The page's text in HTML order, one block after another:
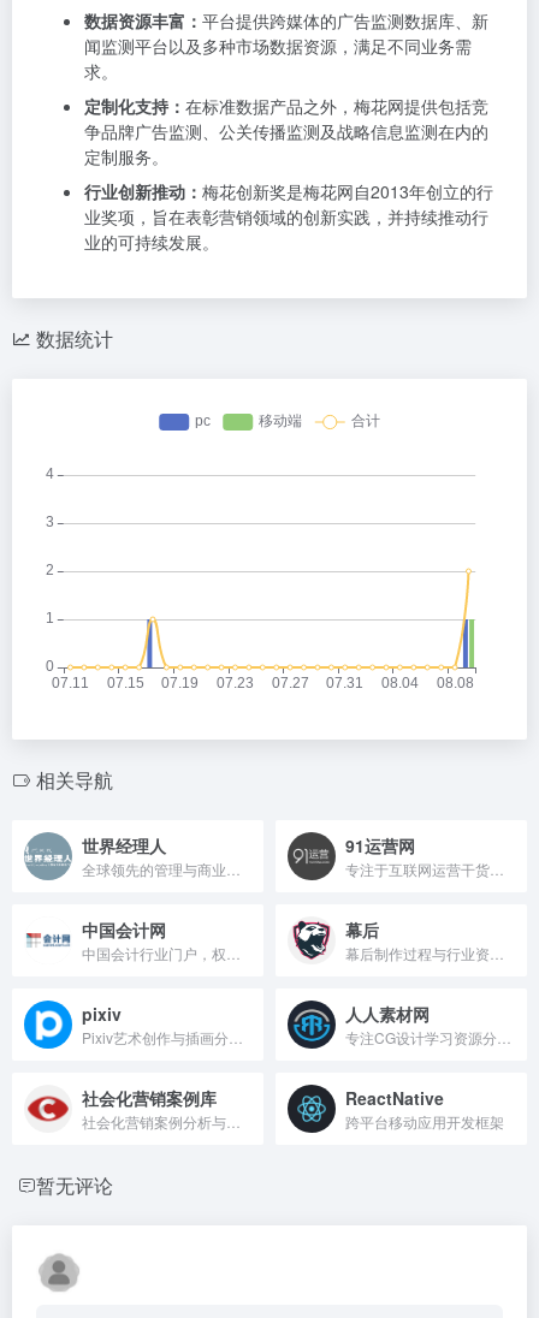
数据资源丰富： 平台提供跨媒体的广告监测数据库、新
闻监测平台以及多种市场数据资源，满足不同业务需
求。
定制化支持： 在标准数据产品之外，梅花网提供包括竞
争品牌广告监测、公关传播监测及战略信息监测在内的
定制服务。
行业创新推动： 梅花创新奖是梅花网自2013年创立的行
业奖项，旨在表彰营销领域的创新实践，并持续推动行
业的可持续发展。
数据统计
相关导航
世界经理人 91运营网
中国会计网 幕后
pixiv 人人素材网
社会化营销案例库 ReactNative
跨平台移动应用开发框架
暂无评论